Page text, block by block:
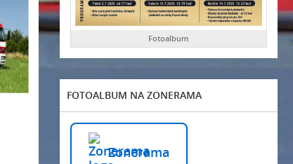
Fotoalbum
FOTOALBUM NA ZONERAMA
Zonerama